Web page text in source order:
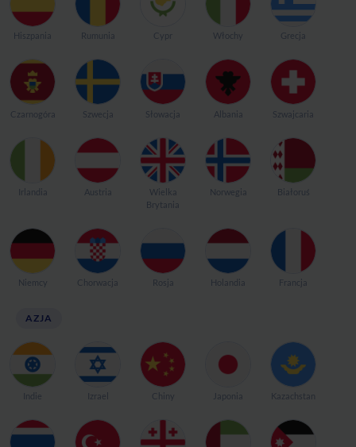
Hiszpania Rumunia Cypr Włochy Grecja
Czarnogóra Szwecja Słowacja Albania Szwajcaria
Irlandia Austria
Wielka
Brytania
Norwegia Białoruś
Niemcy Chorwacja Rosja Holandia Francja
AZJA
Indie Izrael Chiny Japonia Kazachstan